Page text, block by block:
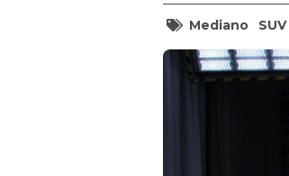
Mediano SUV